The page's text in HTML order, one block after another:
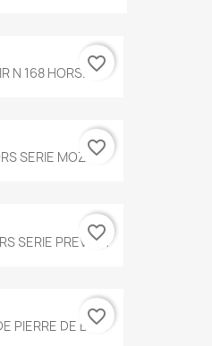
N 168 HORS...favorite_border
SERIE MOZART
favorite_border
SERIE PREVERT
favorite_border
PIERRE DE BOIS
favorite_border